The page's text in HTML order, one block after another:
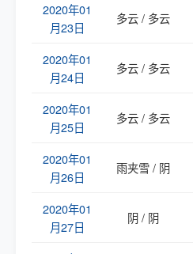
2020年01
月23日
多云 / 多云
2020年01
月24日
多云 / 多云
2020年01
月25日
多云 / 多云
2020年01
月26日
雨夹雪 / 阴
2020年01
月27日
阴 / 阴